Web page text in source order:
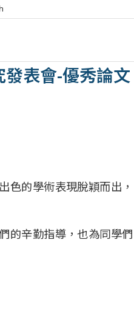
專生研究計畫
表會-優秀論文
色的學術表現脫穎而出，
的辛勤指導，也為同學們